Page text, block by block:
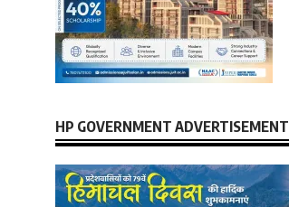
HP GOVERNMENT ADVERTISEMENT